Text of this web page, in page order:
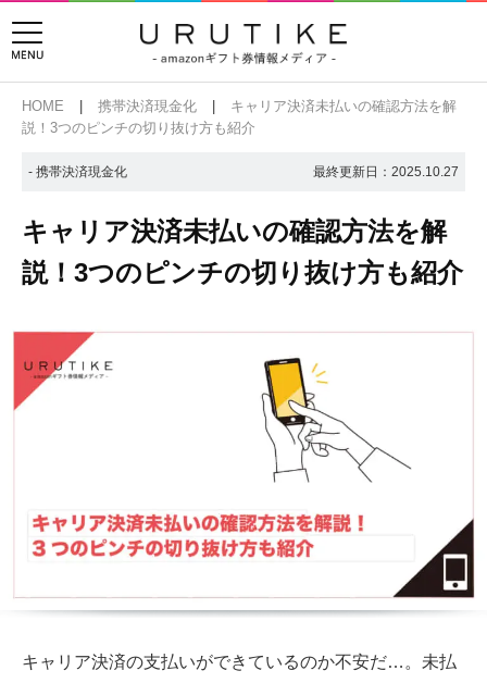
HOME 携帯決済現金化
キャリア決済未払いの確認方法を解
説！3つのピンチの切り抜け方も紹介
- 携帯決済現金化 最終更新日： 2025.10.27
キャリア決済未払いの確認方法を解
説！3つのピンチの切り抜け方も紹介
キャリア決済の支払いができているのか不安だ…。未払